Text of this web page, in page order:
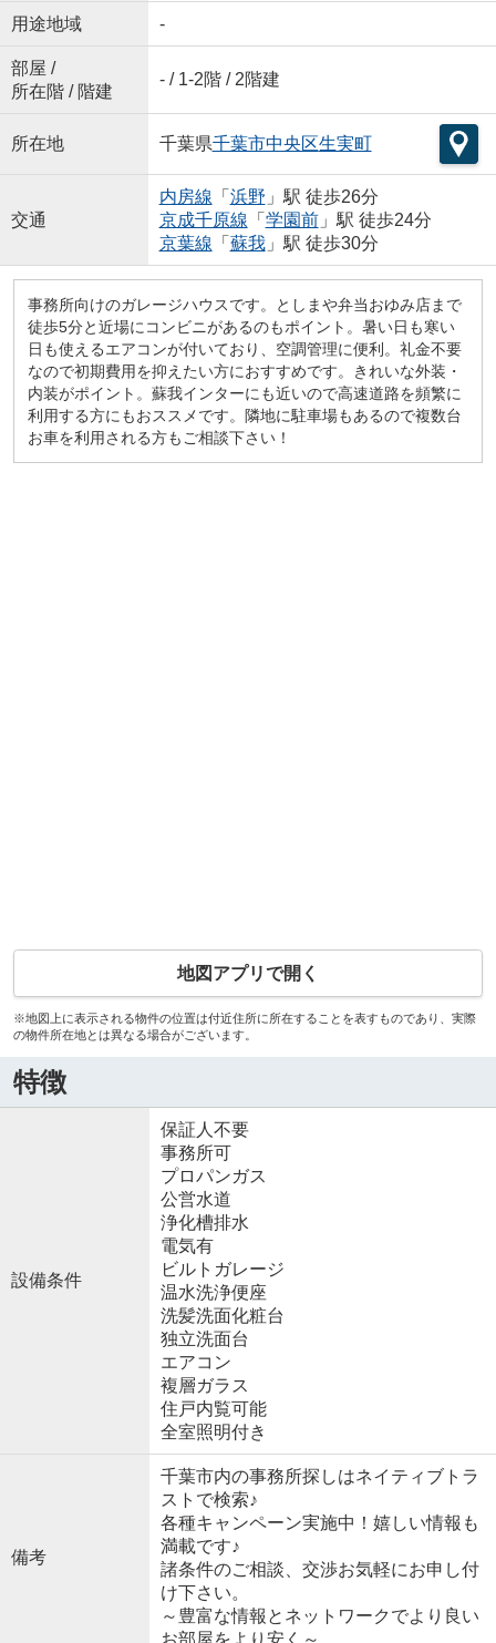
用途地域 -
部屋 /
所在階 / 階建
- / 1-2階 / 2階建
所在地 千葉県千葉市中央区生実町
交通
内房線 「 浜野 」駅 徒歩26分
京成千原線 「 学園前」駅 徒歩24分
京葉線 「 蘇我」駅 徒歩30分
事務所向けのガレージハウスです。としまや弁当おゆみ店まで
徒歩5分と近場にコンビニがあるのもポイント。暑い日も寒い
日も使えるエアコンが付いており、空調管理に便利。礼金不要
なので初期費用を抑えたい方におすすめです。きれいな外装・
内装がポイント。蘇我インターにも近いので高速道路を頻繁に
利用する方にもおススメです。隣地に駐車場もあるので複数台
お車を利用される方もご相談下さい！
地図アプリで開く
※地図上に表示される物件の位置は付近住所に所在することを表すものであり、実際
の物件所在地とは異なる場合がございます。
特徴
設備条件
保証人不要
事務所可
プロパンガス
公営水道
浄化槽排水
電気有
ビルトガレージ
温水洗浄便座
洗髪洗面化粧台
独立洗面台
エアコン
複層ガラス
住戸内覧可能
全室照明付き
備考
千葉市内の事務所探しはネイティブトラ
ストで検索♪
各種キャンペーン実施中！嬉しい情報も
満載です♪
諸条件のご相談、交渉お気軽にお申し付
け下さい。
～豊富な情報とネットワークでより良い
お部屋をより安く～